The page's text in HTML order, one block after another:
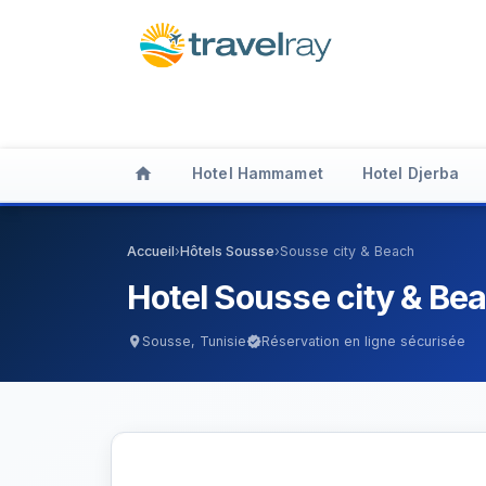
home Hotel Hammamet Hotel Djerba
Accueil›Hôtels Sousse›Sousse city & Beach
Hotel Sousse city &
location_onSousse, TunisieverifiedRéservation en ligne sécurisée